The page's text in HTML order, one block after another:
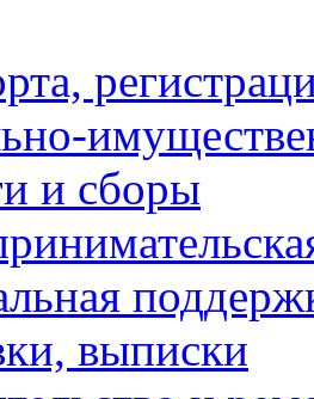
и сборы
выписки